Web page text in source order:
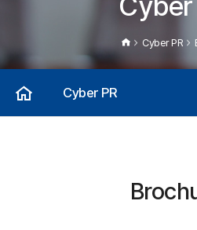
Cyber PR
Cyber PR